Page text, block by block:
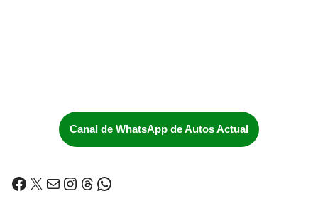
Canal de WhatsApp de Autos Actual